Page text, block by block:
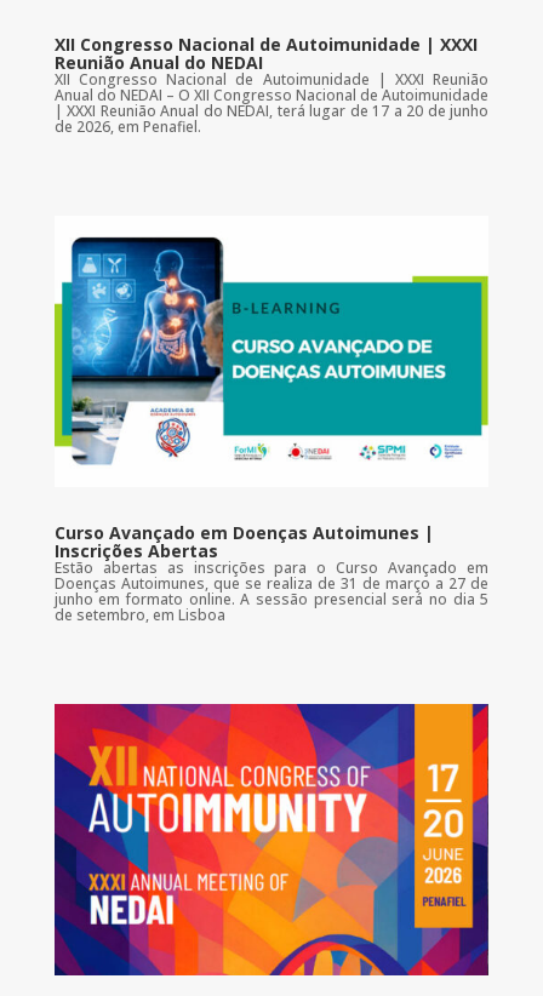
XII Congresso Nacional de Autoimunidade | XXXI
Reunião Anual do NEDAI
XII Congresso Nacional de Autoimunidade | XXXI Reunião
Anual do NEDAI – O XII Congresso Nacional de Autoimunidade
| XXXI Reunião Anual do NEDAI, terá lugar de 17 a 20 de junho
de 2026, em Penafiel.
Curso Avançado em Doenças Autoimunes |
Inscrições Abertas
Estão abertas as inscrições para o Curso Avançado em
Doenças Autoimunes, que se realiza de 31 de março a 27 de
junho em formato online. A sessão presencial será no dia 5
de setembro, em Lisboa